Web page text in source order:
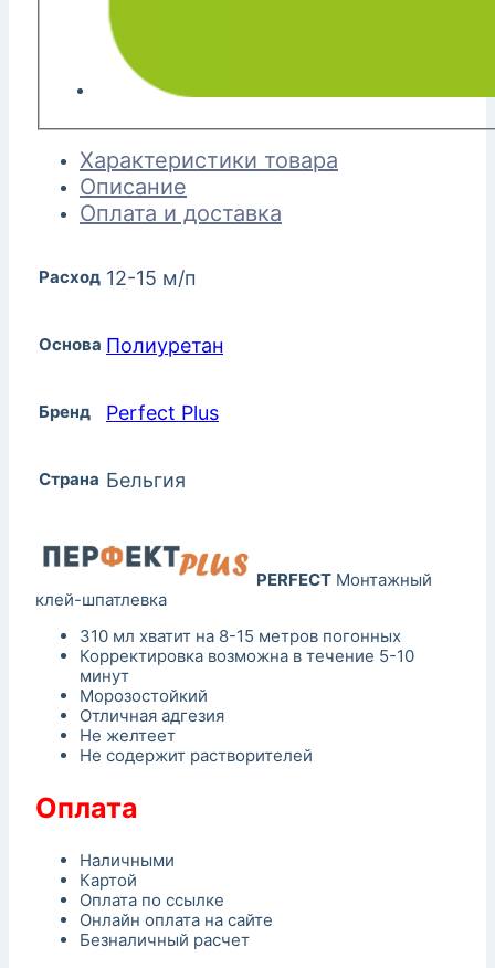
Характеристики товара
Описание
Оплата и доставка
Расход 12-15 м/п
Основа Полиуретан
Бренд Perfect Plus
Страна Бельгия
PERFECT Монтажный
клей-шпатлевка
310 мл хватит на 8-15 метров погонных
Корректировка возможна в течение 5-10
минут
Морозостойкий
Отличная адгезия
Не желтеет
Не содержит растворителей
Оплата
Наличными
Картой
Оплата по ссылке
Онлайн оплата на сайте
Безналичный расчет